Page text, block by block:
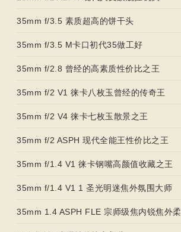
35mm f/3.5 素质超高的饼干头
35mm f/3.5 M卡口初代35做工好
35mm f/2.8 曾经的高素质性价比之王
35mm f/2 V1 徕卡八枚玉曾经的传奇王
35mm f/2 V4 徕卡七枚玉散景之王
35mm f/2 ASPH 现代全能王性价比之王
35mm f/1.4 V1 徕卡钢嘴高颜值收藏之王
35mm f/1.4 V1 1 圣光明迷焦外氛围大师
35mm 1.4 ASPH FLE 宗师级焦内锐焦外柔